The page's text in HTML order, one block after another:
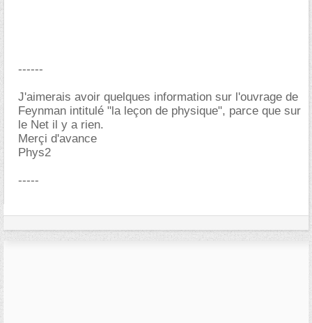
------
J'aimerais avoir quelques information sur l'ouvrage de
Feynman intitulé "la leçon de physique", parce que sur
le Net il y a rien.
Merçi d'avance
Phys2
-----